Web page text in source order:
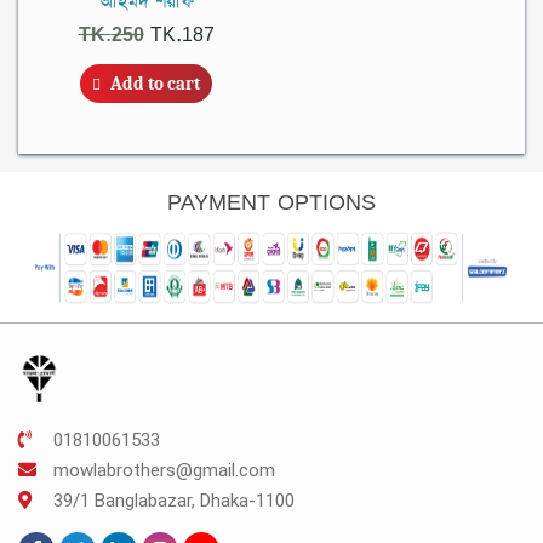
TK.250 Original
price
was:
TK.187Current
Add to cart
PAYMENT OPTIONS
01810061533
mowlabrothers@gmail.com
39/1 Banglabazar, Dhaka-1100